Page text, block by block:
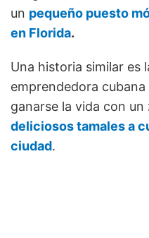
un pequeño puesto
en Florida.
Una historia similar es
emprendedora
ganarse la vida con un
deliciosos tamales a
ciudad.